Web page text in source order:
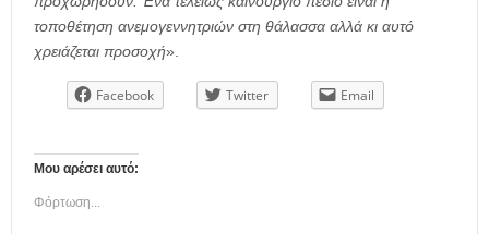
τοποθέτηση ανεμογεννητριών στη θάλασσα αλλά κι αυτό
χρειάζεται προσοχή».
Facebook Twitter Email
Μου αρέσει αυτό:
Φόρτωση...